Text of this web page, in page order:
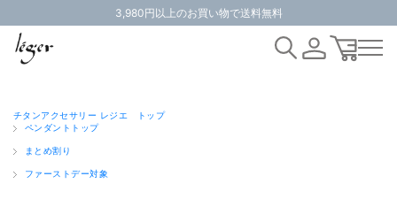
3,980円以上のお買い物で送料無料
チタンアクセサリー レジエ トップ
ペンダントトップ
まとめ割り
ファーストデー対象